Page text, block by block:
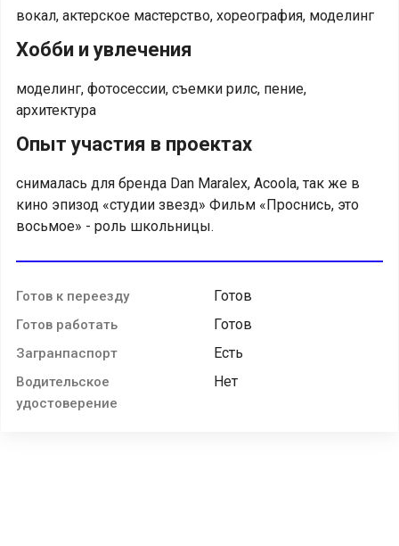
вокал, актерское мастерство, хореография, моделинг
Хобби и увлечения
моделинг, фотосессии, съемки рилс, пение,
архитектура
Опыт участия в проектах
снималась для бренда Dan Maralex, Acoola, так же в
кино эпизод «студии звезд» Фильм «Проснись, это
восьмое» - роль школьницы.
Готов к переезду Готов
Готов работать Готов
Загранпаспорт Есть
Водительское
удостоверение
Нет